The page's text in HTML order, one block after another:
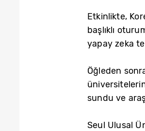
Etkinlikte,
başlıklı
yapay zeka
Öğleden
sundu ve
Seul Ulusal